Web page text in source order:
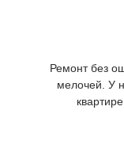
Ремонт без
мелочей. У